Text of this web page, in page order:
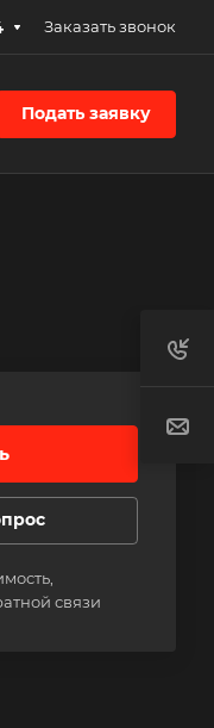
Заказать звонок
Подать заявку
связи